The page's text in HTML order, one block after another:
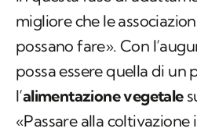
migliore che le
possano fare». Con
possa essere quella di un
l’alimentazione vegetale
«Passare alla